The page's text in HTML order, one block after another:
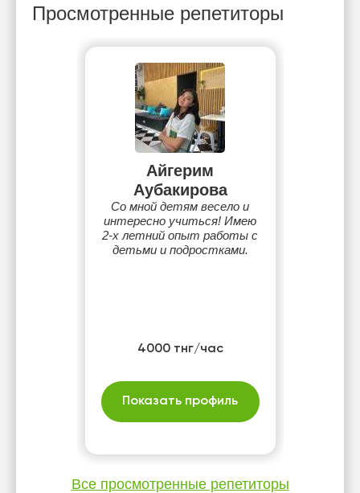
Просмотренные репетиторы
Айгерим
Аубакирова
Со мной детям весело и
интересно учиться! Имею
2-х летний опыт работы с
детьми и подростками.
4000 тнг/час
Показать профиль
Все просмотренные репетиторы